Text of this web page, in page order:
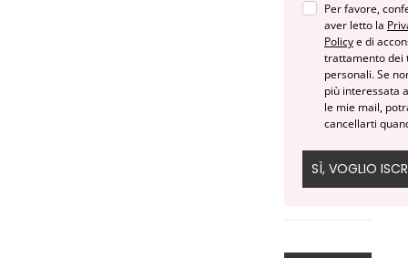
Per favore,
aver letto la
Policye di
trattamento dei
personali. Se
più interessata
le mie mail,
cancellarti
SÌ, VOGLIO